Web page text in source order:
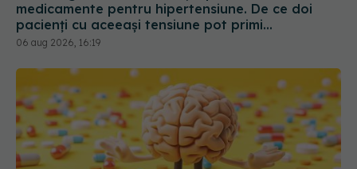
medicamente pentru hipertensiune. De ce doi
pacienți cu aceeași tensiune pot primi
tratamente diferite
06 aug 2026, 16:19